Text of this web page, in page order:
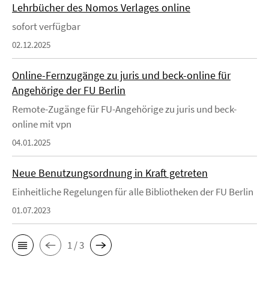
Lehrbücher des Nomos Verlages online
sofort verfügbar
02.12.2025
Online-Fernzugänge zu juris und beck-online für
Angehörige der FU Berlin
Remote-Zugänge für FU-Angehörige zu juris und beck-
online mit vpn
04.01.2025
Neue Benutzungsordnung in Kraft getreten
Einheitliche Regelungen für alle Bibliotheken der FU Berlin
01.07.2023
1 / 3